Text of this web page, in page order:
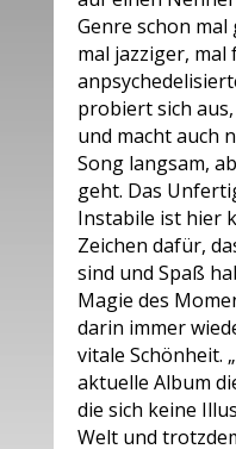
Genre schon
mal jazziger,
probiert sich
und macht auch
Song langsam,
geht. Das
Instabile ist hier
Zeichen dafür,
sind und Spaß
Magie des
darin immer
vitale Schönheit.
aktuelle Album
die sich keine
Welt und